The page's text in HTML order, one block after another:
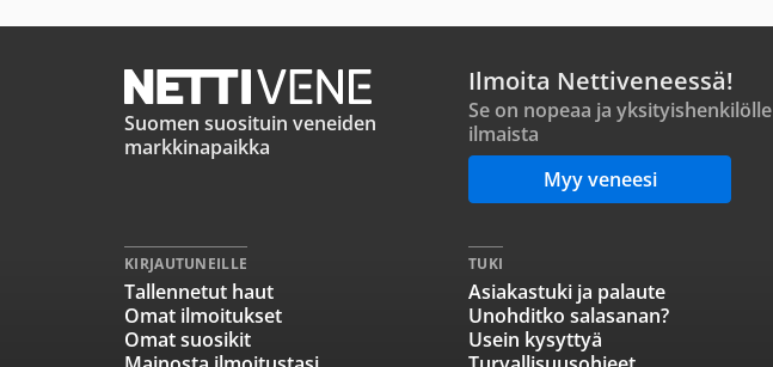
Suomen suosituin veneiden
markkinapaikka
Ilmoita Nettiveneessä!
Se on nopeaa ja yksityishenkilölle
ilmaista
Myy veneesi
KIRJAUTUNEILLE
Tallennetut haut
Omat ilmoitukset
Omat suosikit
TUKI
Asiakastuki ja palaute
Unohditko salasanan?
Usein kysyttyä